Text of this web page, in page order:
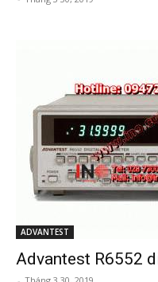
ADVANTEST
Advantest R6552